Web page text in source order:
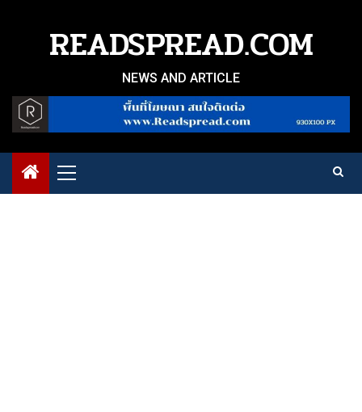
READSPREAD.COM
NEWS AND ARTICLE
Primary
Menu